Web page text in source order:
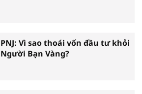
PNJ: Vì sao thoái vốn đầu tư khỏi
Người Bạn Vàng?